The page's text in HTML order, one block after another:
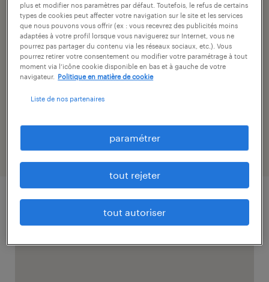
vendredi:
8:30 - 12:00
14:00 - 17:00
voir tous les jours
lundi:
8:30 - 12:00
14:00 - 17:00
8:30 - 12:00
14:00 - 17:00
8:30 - 12:00
14:00 - 17:00
8:30 - 12:00
spécialités.
plus et modifier nos paramètres par défaut. Toutefois, le refus de certains
types de cookies peut affecter votre navigation sur le site et les services
que nous pouvons vous offrir (ex : vous recevrez des publicités moins
adaptées à votre profil lorsque vous naviguerez sur Internet, vous ne
pourrez pas partager du contenu via les réseaux sociaux, etc.). Vous
pourrez retirer votre consentement ou modifier votre paramétrage à tout
moment via l’icône cookie disponible en bas et à gauche de votre
navigateur.
Politique en matière de cookie
Liste de nos partenaires
paramétrer
tout rejeter
tout autoriser